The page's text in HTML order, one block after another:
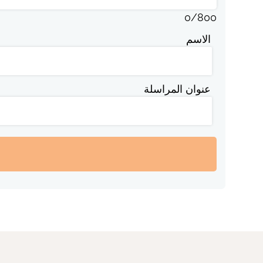
0/800
الاسم
عنوان المراسلة